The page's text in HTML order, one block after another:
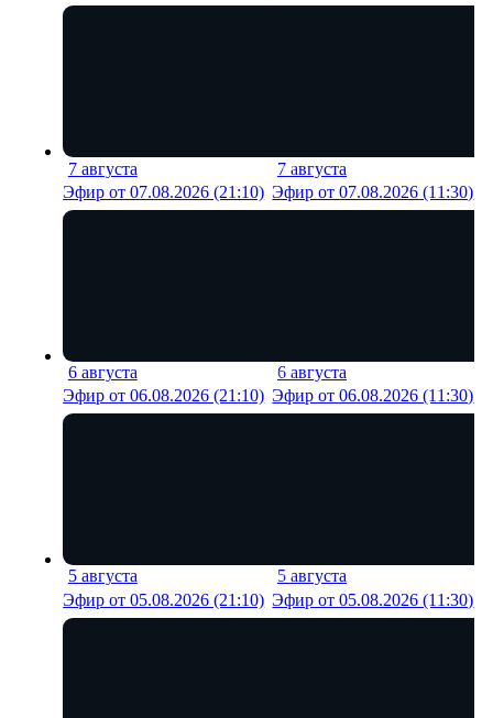
7 августа
19 мин
Эфир от 07.08.2026 (21:10)
7 августа
Эфир от 07.08.2026 (11:30)
6 августа
18 мин
Эфир от 06.08.2026 (21:10)
6 августа
Эфир от 06.08.2026 (11:30)
5 августа
18 мин
Эфир от 05.08.2026 (21:10)
5 августа
Эфир от 05.08.2026 (11:30)